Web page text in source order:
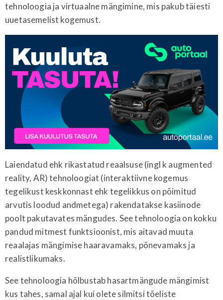
tehnoloogia ja virtuaalne mängimine, mis pakub täiesti
uuetasemelist kogemust.
Laiendatud ehk rikastatud reaalsuse (ingl k augmented
reality, AR) tehnoloogiat (interaktiivne kogemus
tegelikust keskkonnast ehk tegelikkus on põimitud
arvutis loodud andmetega) rakendatakse kasiinode
poolt pakutavates mängudes. See tehnoloogia on kokku
pandud mitmest funktsioonist, mis aitavad muuta
reaalajas mängimise haaravamaks, põnevamaks ja
realistlikumaks.
See tehnoloogia hõlbustab hasartmängude mängimist
kus tahes, samal ajal kui olete silmitsi tõeliste